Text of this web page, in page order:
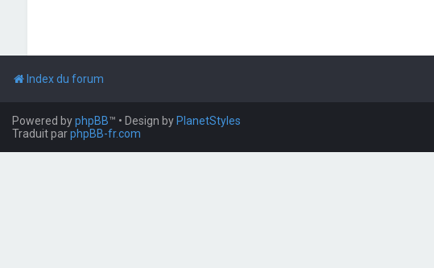
Index du forum
Powered byphpBB™ • Design by PlanetStyles
Traduit parphpBB-fr.com